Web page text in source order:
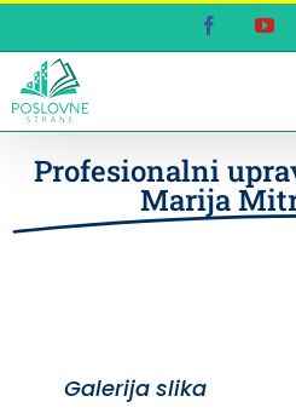
content
Facebook
Profesionalni
Marija
Galerija slika